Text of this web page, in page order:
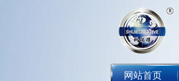
网站首页